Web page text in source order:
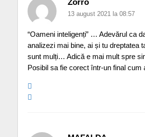
Zorro
13 august 2021 la 08:57
“Oameni inteligenți” … Adevărul ca
analizezi mai bine, ai și tu dreptatea
sunt mulți… Adică e mai mult spre
Posibil sa fie corect într-un final cum